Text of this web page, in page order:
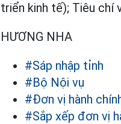
triển kinh tế); Tiêu chí
HƯƠNG NHA
#Sáp nhập tỉnh
#Bộ Nội vụ
#Đơn vị hành
#Sắp xếp đơn vị